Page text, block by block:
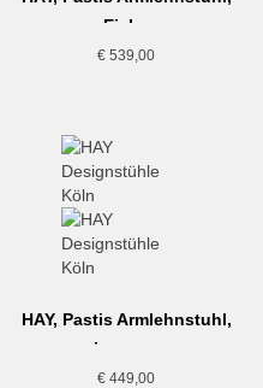
Eiche
€ 539,00
HAY, Pastis Armlehnstuhl,
pine green
€ 449,00